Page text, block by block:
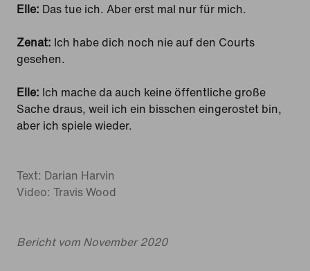
Elle: Das tue ich. Aber erst mal nur für mich.
Zenat: Ich habe dich noch nie auf den Courts
gesehen.
Elle: Ich mache da auch keine öffentliche große
Sache draus, weil ich ein bisschen eingerostet bin,
aber ich spiele wieder.
Text: Darian Harvin
Video: Travis Wood
Bericht vom November 2020